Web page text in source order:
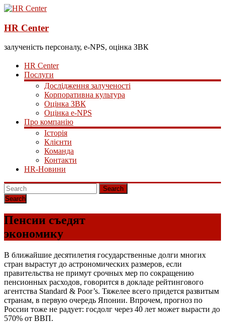
HR Center
залученість персоналу, e-NPS, оцінка ЗВК
HR Center
Послуги
Дослідження залученості
Корпоративна культура
Оцінка ЗВК
Оцінка e-NPS
Про компанію
Історія
Клієнти
Команда
Контакти
HR-Новини
Search
Пенсии съедят
экономику
В ближайшие десятилетия государственные долги многих
стран вырастут до астрономических размеров, если
правительства не примут срочных мер по сокращению
пенсионных расходов, говорится в докладе рейтингового
агентства Standard & Poor’s. Тяжелее всего придется развитым
странам, в первую очередь Японии. Впрочем, прогноз по
России тоже не радует: госдолг через 40 лет может вырасти до
570% от ВВП.